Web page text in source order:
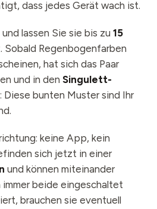
dass jedes Gerät wach ist.
lassen Sie sie bis zu 15
Sobald Regenbogenfarben
hat sich das Paar
und in den Singulett-
Diese bunten Muster sind Ihr
keine App, kein
sich jetzt in einer
und können miteinander
immer beide eingeschaltet
brauchen sie eventuell